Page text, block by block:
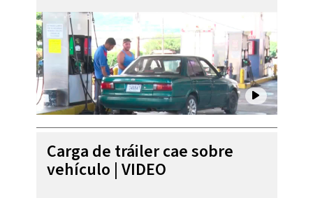
Carga de tráiler cae sobre
vehículo | VIDEO